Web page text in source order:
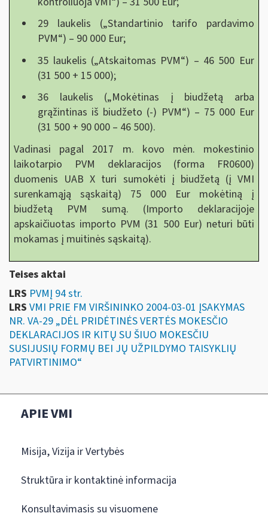
29 laukelis („Standartinio tarifo pardavimo
PVM“) – 90 000 Eur;
35 laukelis („Atskaitomas PVM“) – 46 500 Eur
(31 500 + 15 000);
36 laukelis („Mokėtinas į biudžetą arba
grąžintinas iš biudžeto (-) PVM“) – 75 000 Eur
(31 500 + 90 000 – 46 500).
Vadinasi pagal 2017 m. kovo mėn. mokestinio
laikotarpio PVM deklaracijos (forma FR0600)
duomenis UAB X turi sumokėti į biudžetą (į VMI
surenkamąją sąskaitą) 75 000 Eur mokėtiną į
biudžetą PVM sumą. (Importo deklaracijoje
apskaičiuotas importo PVM (31 500 Eur) neturi būti
mokamas į muitinės sąskaitą).
Teises aktai
LRS PVMĮ 94 str.
LRS VMI PRIE FM VIRŠININKO 2004-03-01 ĮSAKYMAS
NR. VA-29 „DĖL PRIDĖTINĖS VERTĖS MOKESČIO
DEKLARACIJOS IR KITŲ SU ŠIUO MOKESČIU
SUSIJUSIŲ FORMŲ BEI JŲ UŽPILDYMO TAISYKLIŲ
PATVIRTINIMO“
APIE VMI
Misija, Vizija ir Vertybės
Struktūra ir kontaktinė informacija
Konsultavimasis su visuomene